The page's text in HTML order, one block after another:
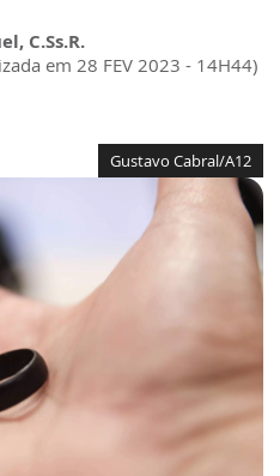
C.Ss.R.
em 28 FEV 2023 - 14H44)
Gustavo Cabral/A12